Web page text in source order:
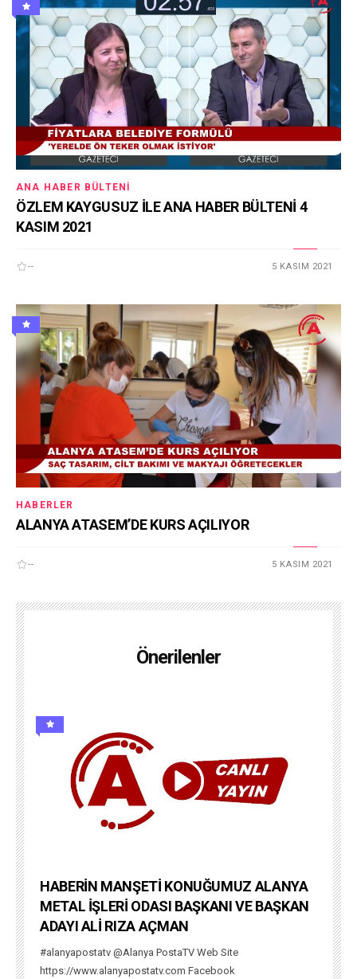
ANA HABER BÜLTENI
ÖZLEM KAYGUSUZ İLE ANA HABER BÜLTENİ 4
KASIM 2021
-- 5 KASIM 2021
HABERLER
ALANYA ATASEM’DE KURS AÇILIYOR
-- 5 KASIM 2021
Önerilenler
HABERİN MANŞETİ KONUĞUMUZ ALANYA
METAL İŞLERİ ODASI BAŞKANI VE BAŞKAN
ADAYI ALİ RIZA AÇMAN
#alanyapostatv @Alanya PostaTV Web Site
https://www.alanyapostatv.com Facebook